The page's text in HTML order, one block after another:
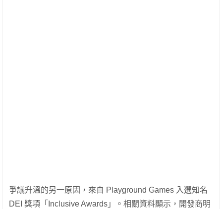
爭議升溫的另一原因，來自 Playground Games 入選知名
DEI 獎項「Inclusive Awards」。相關資料顯示，開發商明